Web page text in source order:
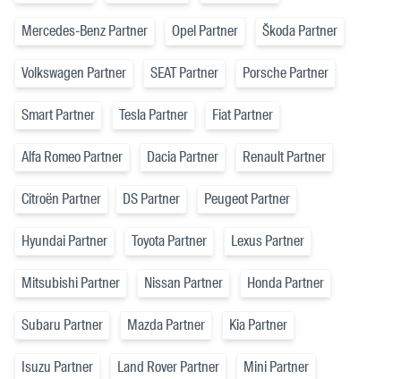
Mercedes-Benz Partner Opel Partner Škoda Partner
Volkswagen Partner SEAT Partner Porsche Partner
Smart Partner Tesla Partner Fiat Partner
Alfa Romeo Partner Dacia Partner Renault Partner
Citroën Partner DS Partner Peugeot Partner
Hyundai Partner Toyota Partner Lexus Partner
Mitsubishi Partner Nissan Partner Honda Partner
Subaru Partner Mazda Partner Kia Partner
Isuzu Partner Land Rover Partner Mini Partner